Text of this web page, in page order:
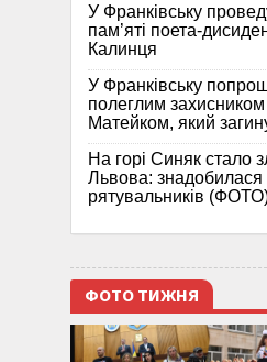
У Франківську
пам’яті поета-
Калинця
У Франківську
полеглим
Матейком, який
На горі Синяк стало
Львова: знадобилася
рятувальників
ФОТО ТИЖНЯ